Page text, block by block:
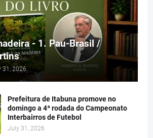
- 1. Pau-Brasil /
31, 2026
Prefeitura de Itabuna promove no
domingo a 4ª rodada do Campeonato
Interbairros de Futebol
July 31, 2026